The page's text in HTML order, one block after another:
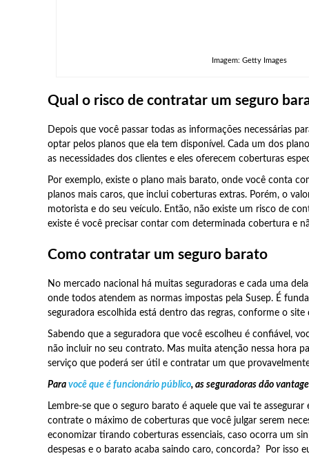
Imagem: Getty Images
Qual o risco de contratar um seguro
Depois que você passar todas as informações necessárias
optar pelos planos que ela tem disponível. Cada um dos
as necessidades dos clientes e eles oferecem coberturas
Por exemplo, existe o plano mais barato, onde você conta
planos mais caros, que inclui coberturas extras. Porém, o
motorista e do seu veículo. Então, não existe um risco de
existe é você precisar contar com determinada cobertura e
Como contratar um seguro barato
No mercado nacional há muitas seguradoras e cada uma
onde todos atendem as normas impostas pela Susep. É
seguradora escolhida está dentro das regras, conforme o
Sabendo que a seguradora que você escolheu é confiável,
não incluir no seu contrato. Mas muita atenção nessa hora
serviço que poderá ser útil e contratar um que
Para você que é funcionário público, as seguradoras dão
Lembre-se que o seguro barato é aquele que vai te
contrate o máximo de coberturas que você julgar serem
economizar tirando coberturas essenciais, caso ocorra um
despesas e o barato acaba saindo caro, concorda? Por isso